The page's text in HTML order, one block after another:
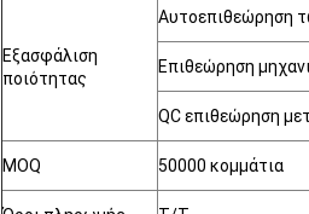
Εξασφάλιση
ποιότητας
Αυτοεπιθεώρηση
Επιθεώρηση
QC επιθεώρηση
MOQ 50000 κομμάτια